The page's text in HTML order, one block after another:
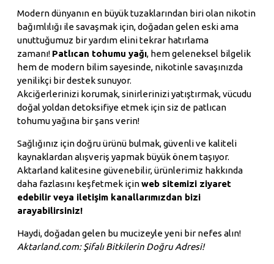
Modern dünyanın en büyük tuzaklarından biri olan nikotin
bağımlılığı ile savaşmak için, doğadan gelen eski ama
unuttuğumuz bir yardım elini tekrar hatırlama
zamanı! Patlıcan tohumu yağı, hem geleneksel bilgelik
hem de modern bilim sayesinde, nikotinle savaşınızda
yenilikçi bir destek sunuyor.
Akciğerlerinizi korumak, sinirlerinizi yatıştırmak, vücudu
doğal yoldan detoksifiye etmek için siz de patlıcan
tohumu yağına bir şans verin!
Sağlığınız için doğru ürünü bulmak, güvenli ve kaliteli
kaynaklardan alışveriş yapmak büyük önem taşıyor.
Aktarland kalitesine güvenebilir, ürünlerimiz hakkında
daha fazlasını keşfetmek içinweb sitemizi ziyaret
edebilir veya iletişim kanallarımızdan bizi
arayabilirsiniz!
Haydi, doğadan gelen bu mucizeyle yeni bir nefes alın!
Aktarland.com: Şifalı Bitkilerin Doğru Adresi!